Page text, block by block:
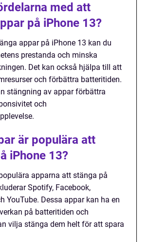
med att
på iPhone 13?
appar på iPhone 13 kan du
prestanda och minska
Det kan också hjälpa till att
och förbättra batteritiden.
stängning av appar förbättra
och
är populära att
iPhone 13?
apparna att stänga på
Spotify, Facebook,
YouTube. Dessa appar kan ha en
på batteritiden och
vilja stänga dem helt för att spara